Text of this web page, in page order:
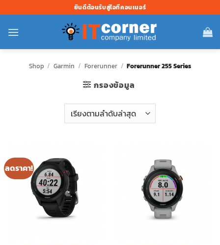
ไป
ยัง
ยินดีต้อนรับสู่ไอทีคอนเนอร์
Shop / Garmin / Forerunner / Forerunner 255 Series
กรองข้อมูล
ลดราคา!